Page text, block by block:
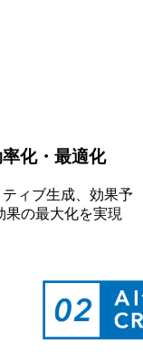
化・最適化
ィブ生成、効果予
の最大化を実現